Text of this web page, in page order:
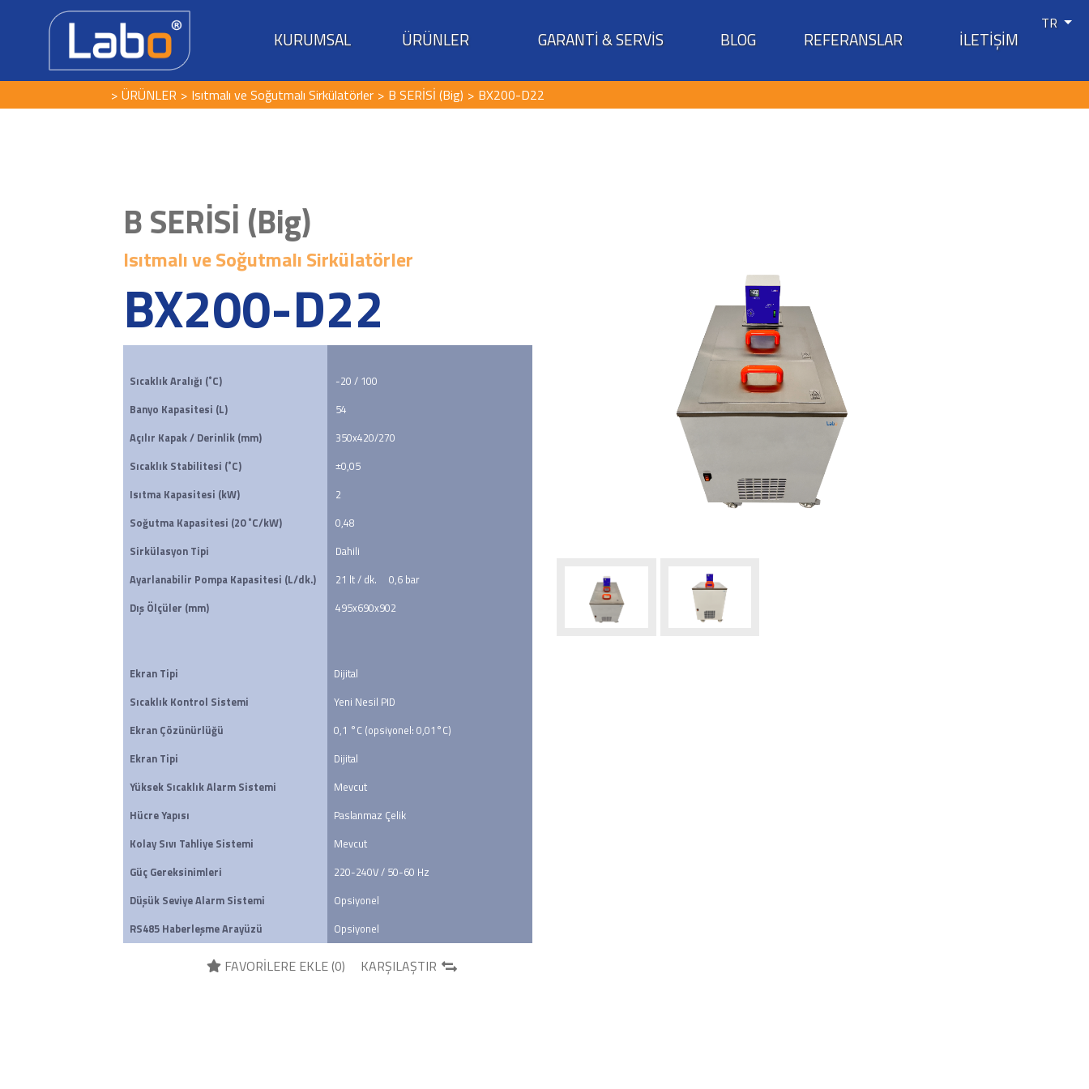
KURUMSAL ÜRÜNLER GARANTİ & SERVİS BLOG REFERANSLAR İLETİŞİM
TR
ÜRÜNLER Isıtmalı ve Soğutmalı Sirkülatörler B SERİSİ (Big) BX200-D22
B SERİSİ (Big)
Isıtmalı ve Soğutmalı Sirkülatörler
BX200-D22
Sıcaklık Aralığı (˚C)
Banyo Kapasitesi (L)
Açılır Kapak / Derinlik (mm)
Sıcaklık Stabilitesi (˚C)
Isıtma Kapasitesi (kW)
Soğutma Kapasitesi (20 ˚C/kW)
Sirkülasyon Tipi
Ayarlanabilir Pompa Kapasitesi (L/dk.)
Dış Ölçüler (mm)
-20 / 100
54
350x420/270
±0,05
2
0,48
Dahili
21 lt / dk.     0,6 bar
495x690x902
Ekran Tipi
Dijital
Sıcaklık Kontrol Sistemi
Yeni Nesil PID
Ekran Çözünürlüğü
0,1 °C (opsiyonel: 0,01°C)
Ekran Tipi
Dijital
Yüksek Sıcaklık Alarm Sistemi
Mevcut
Hücre Yapısı
Paslanmaz Çelik
Kolay Sıvı Tahliye Sistemi
Mevcut
Güç Gereksinimleri
220-240V / 50-60 Hz
Düşük Seviye Alarm Sistemi
Opsiyonel
RS485 Haberleşme Arayüzü
Opsiyonel
FAVORİLERE EKLE (0) KARŞILAŞTIR